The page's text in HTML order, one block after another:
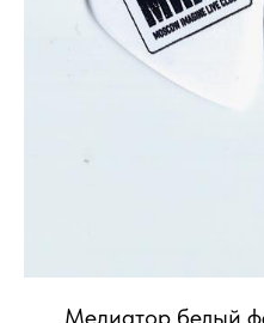
Медиатор белый